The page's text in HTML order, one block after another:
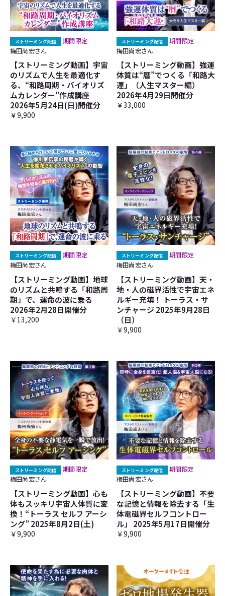
ストリーミング配信
期間限定
梅田尚宏さん
【ストリーミング動画】宇宙
のリズムで人生を最適化す
る、“和路周期・バイオリズ
ムカレンダー”作成講座
2026年5月24日(日)開催分
￥9,900
ストリーミング配信
期間限定
梅田尚宏さん
【ストリーミング動画】強運
体質は“暦”でつくる「和路大
運」（人生マスター編）
2026年4月29日開催分
￥33,000
ストリーミング配信
期間限定
梅田尚宏さん
【ストリーミング動画】地球
のリズムと共鳴する「和路周
期」で、運命の波に乗る
2026年2月28日開催分
￥13,200
ストリーミング配信
期間限定
梅田尚宏さん
【ストリーミング動画】天・
地・人の磁界活性で宇宙エネ
ルギー充填！ トーラス・サ
ンチャージ 2025年9月28日
（日）
￥9,900
ストリーミング配信
期間限定
梅田尚宏さん
【ストリーミング動画】心も
体もスッキリ宇宙人体質に変
換！“トーラス セルフ アーシ
ング” 2025年8月2日(土)
￥9,900
ストリーミング配信
期間限定
梅田尚宏さん
【ストリーミング動画】不要
な記憶と情報を除去する「生
体電磁界セルフコントロー
ル」 2025年5月17日開催分
￥9,900